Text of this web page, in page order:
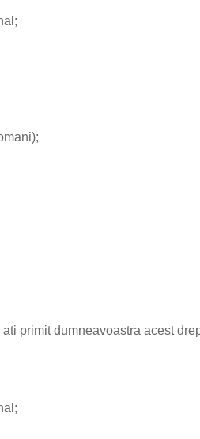
primit dumneavoastra acest